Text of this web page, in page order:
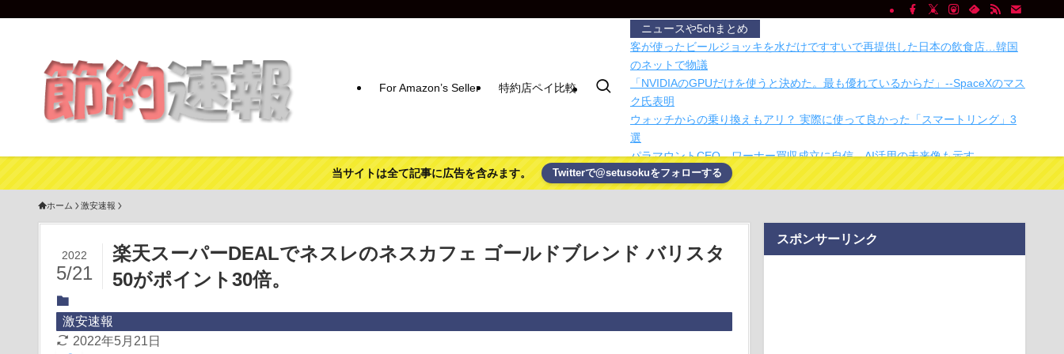
For Amazon’s Seller 特約店ペイ比較
ニュースや5chまとめ
客が使ったビールジョッキを水だけですすいで再提供した日本の飲食店…韓国
のネットで物議
「NVIDIAのGPUだけを使うと決めた。最も優れているからだ」--SpaceXのマス
ク氏表明
ウォッチからの乗り換えもアリ？ 実際に使って良かった「スマートリング」3
選
パラマウントCEO、ワーナー買収成立に自信 AI活用の未来像も示す
【市川】公園で集団礼拝は認めない？30年続くモスクの祭りに異変 元参政党
の市議とムスリムは「直接話そ…
減税反対報道をやってしまう
【中国】毎年恒例の大洪水、今年もヤバい 湖北省秭帰県で山洪水が市街地を
直撃、工場浸水・車両が次々流さ…
当サイトは全て記事に広告を含みます。 Twitterで@setusokuをフォローする
ホーム 激安速報
楽天スーパーDEALでネスレのネスカフェ ゴールドブレンド バリスタ
50がポイント30倍。
2022
5/21
激安速報
2022年5月21日
スポンサーリンク